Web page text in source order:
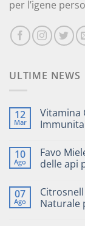
per l’igene
ULTIME NEWS
12
Mar
Vitamina
10
Ago
Favo
delle api
07
Ago
Naturale